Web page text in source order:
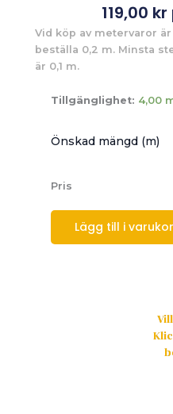
119,00 kr
Vid köp av metervaror
beställa 0,2 m. Minsta
är 0,1 m.
Tillgänglighet: 4,00
Önskad mängd (m)
Pris
Lägg till i